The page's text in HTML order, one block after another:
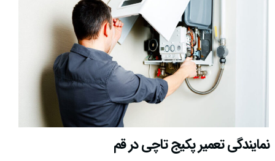
نمایندگی تعمیر پکیج تاچی در قم